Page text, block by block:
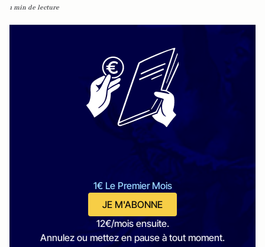
1 min de lecture
1€ Le Premier Mois
JE M'ABONNE
12€/mois ensuite.
Annulez ou mettez en pause à tout moment.